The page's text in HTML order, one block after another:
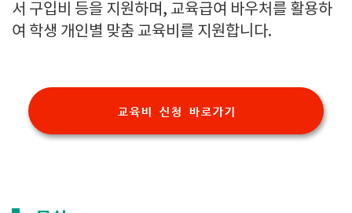
서 구입비 등을 지원하며, 교육급여 바우처 를 활용하
여 학생 개인별 맞춤 교육비를 지원합니다.
교육비 신청 바로가기